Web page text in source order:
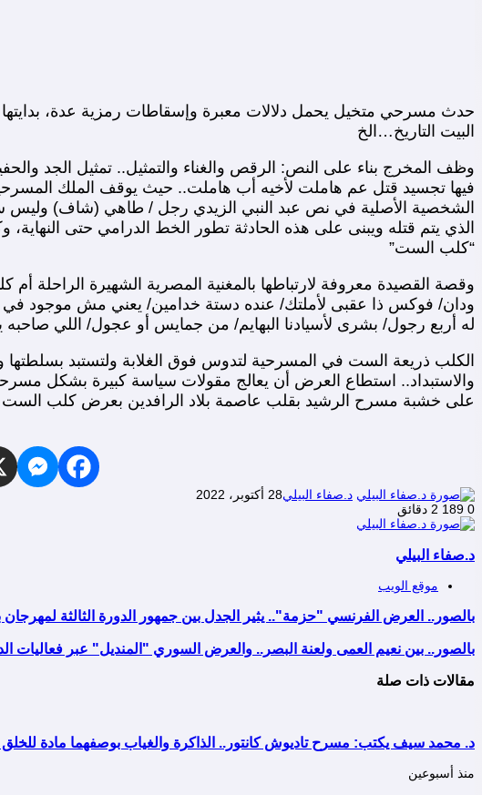
حدث مسرحي متخيل يحمل دلالات معبرة وإسقاطات رمزية عدة،
البيت التاريخ…الخ
وظف المخرج بناء على النص: الرقص والغناء والتمثيل.. تمثيل الجد
فيها تجسيد قتل عم هاملت لأخيه أب هاملت.. حيث يوقف الملك
الشخصية الأصلية في نص عبد النبي الزيدي رجل / طاهي (شاف) وليس
الذي يتم قتله ويبنى على هذه الحادثة تطور الخط الدرامي حتى
“كلب الست”
وقصة القصيدة معروفة لارتباطها بالمغنية المصرية الشهيرة
ودان/ فوكس ذا عقبى لأملتك/ عنده دستة خدامين/ يعني مش موجود
له أربع رجول/ بشرى لأسيادنا البهايم/ من جمايس أو عجول/ اللي صاحبه
الكلب ذريعة الست في المسرحية لتدوس فوق الغلابة ولتستبد
والاستبداد.. استطاع العرض أن يعالج مقولات سياسة كبيرة بشكل
على خشبة مسرح الرشيد بقلب عاصمة بلاد الرافدين بعرض كلب الست
د.صفاء البيلي28 أكتوبر، 2022
0
2 دقائق
د.صفاء البيلي
موقع الويب
بالصور.. العرض الفرنسي "حزمة".. يثير الجدل بين جمهور الدورة الثالثة لمهرجان
بالصور.. بين نعيم العمى ولعنة البصر.. والعرض السوري "المنديل" عبر فعاليات
مقالات ذات صلة
د. محمد سيف يكتب: مسرح تاديوش كانتور.. الذاكرة والغياب بوصفهما مادة
منذ أسبوعين